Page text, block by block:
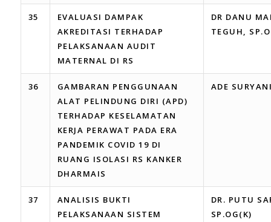
35
EVALUASI DAMPAK
AKREDITASI TERHADAP
PELAKSANAAN AUDIT
MATERNAL DI RS
DR DANU
TEGUH,
36
GAMBARAN PENGGUNAAN
ALAT PELINDUNG DIRI (APD)
TERHADAP KESELAMATAN
KERJA PERAWAT PADA ERA
PANDEMIK COVID 19 DI
RUANG ISOLASI RS KANKER
DHARMAIS
ADE
37
ANALISIS BUKTI
PELAKSANAAN SISTEM
DR. PUTU
SP.OG(K)